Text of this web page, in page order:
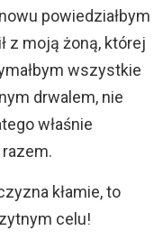
powiedziałbym
z moją żoną, której
wszystkie
drwalem, nie
właśnie
kłamie, to
celu!